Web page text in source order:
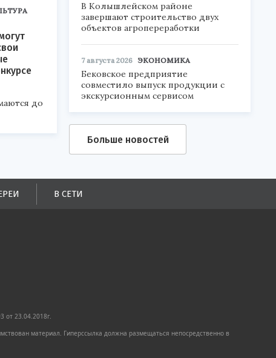
до
В Колышлейском районе
завершают строительство двух
объектов агропереработки
7 августа 2026 ЭКОНОМИКА
Бековское предприятие
совместило выпуск продукции с
экскурсионным сервисом
Больше новостей
В СЕТИ
от 23.04.2018г.
материал. Гиперссылка должна размещаться непосредственно в